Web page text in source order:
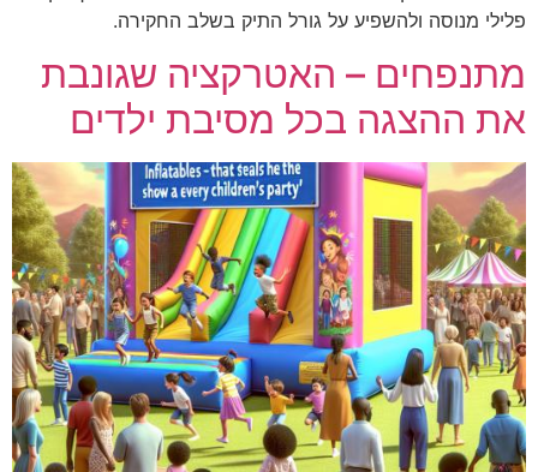
פלילי מנוסה ולהשפיע על גורל התיק בשלב החקירה.
מתנפחים – האטרקציה שגונבת
את ההצגה בכל מסיבת ילדים